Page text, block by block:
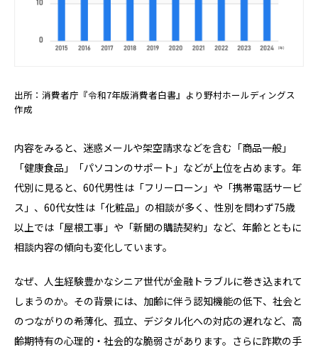
出所：消費者庁『令和7年版消費者白書』より野村ホールディングス
作成
内容をみると、迷惑メールや架空請求などを含む「商品一般」
「健康食品」「パソコンのサポート」などが上位を占めます。年
代別に見ると、60代男性は「フリーローン」や「携帯電話サービ
ス」、60代女性は「化粧品」の相談が多く、性別を問わず75歳
以上では「屋根工事」や「新聞の購読契約」など、年齢とともに
相談内容の傾向も変化しています。
なぜ、人生経験豊かなシニア世代が金融トラブルに巻き込まれて
しまうのか。その背景には、加齢に伴う認知機能の低下、社会と
のつながりの希薄化、孤立、デジタル化への対応の遅れなど、高
齢期特有の心理的・社会的な脆弱さがあります。さらに詐欺の手